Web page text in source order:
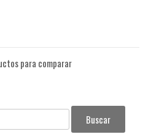
para comparar
Buscar